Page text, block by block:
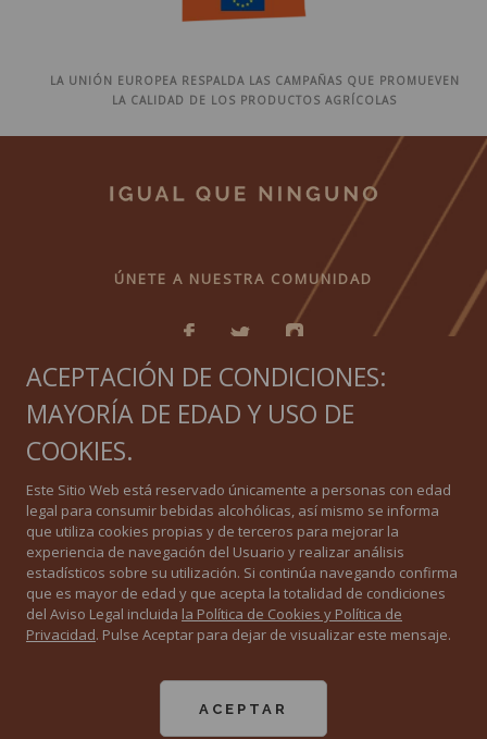
LA UNIÓN EUROPEA RESPALDA LAS CAMPAÑAS QUE PROMUEVEN
LA CALIDAD DE LOS PRODUCTOS AGRÍCOLAS
ÚNETE A NUESTRA COMUNIDAD
IGUAL QUE NINGUNO
Política de privacidad
Política de Cookies
Aviso Legal
El Consejo Regulador de vinos de Jerez y Manzanilla recibe ayudas de la Unión
ACEPTACIÓN DE CONDICIONES:
MAYORÍA DE EDAD Y USO DE
COOKIES.
Este Sitio Web está reservado únicamente a personas con edad
legal para consumir bebidas alcohólicas, así mismo se informa
que utiliza cookies propias y de terceros para mejorar la
experiencia de navegación del Usuario y realizar análisis
estadísticos sobre su utilización. Si continúa navegando confirma
que es mayor de edad y que acepta la totalidad de condiciones
del Aviso Legal incluida la Política de Cookies y Política de
Privacidad. Pulse Aceptar para dejar de visualizar este mensaje.
ACEPTAR